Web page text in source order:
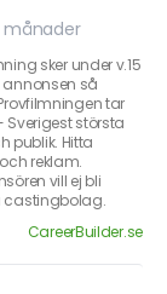
månader
sker under v.15
annonsen så
tar
Sverigest största
publik. Hitta
reklam.
vill ej bli
castingbolag.
CareerBuilder.se